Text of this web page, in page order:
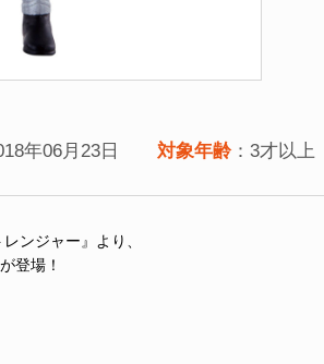
年06月23日 対象年齢：3才以上
ンジャー』より、
登場！